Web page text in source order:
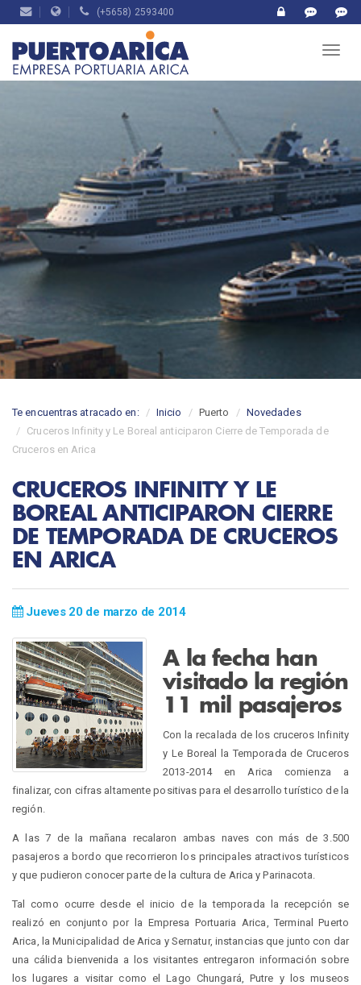
(+5658) 2593400
Te encuentras atracado en: Inicio Puerto
Novedades
Cruceros Infinity y Le Boreal anticiparon Cierre de Temporada de
Cruceros en Arica
CRUCEROS INFINITY Y LE
BOREAL ANTICIPARON CIERRE
DE TEMPORADA DE CRUCEROS
EN ARICA
Jueves 20 de marzo de 2014
A la fecha han
visitado la región
11 mil pasajeros
Con la recalada de los cruceros Infinity
y Le Boreal la Temporada de Cruceros
2013-2014 en Arica comienza a
finalizar, con cifras altamente positivas para el desarrollo turístico de la
región.
A las 7 de la mañana recalaron ambas naves con más de 3.500
pasajeros a bordo que recorrieron los principales atractivos turísticos
y que pudieron conocer parte de la cultura de Arica y Parinacota.
Tal como ocurre desde el inicio de la temporada la recepción se
realizó en conjunto por la Empresa Portuaria Arica, Terminal Puerto
Arica, la Municipalidad de Arica y Sernatur, instancias que junto con dar
una cálida bienvenida a los visitantes entregaron información sobre
los lugares a visitar como el Lago Chungará, Putre y los museos